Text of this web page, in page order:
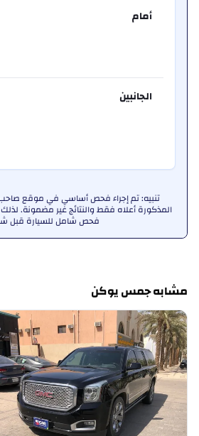
أمام
الجانبين
تنبيه: تم إجراء فحص أساسي في موقع صاحب
المذكورة أعلاه فقط والنتائج غير مضمونة.
فحص شامل للسيارة قبل
مشابه جمس يوكن